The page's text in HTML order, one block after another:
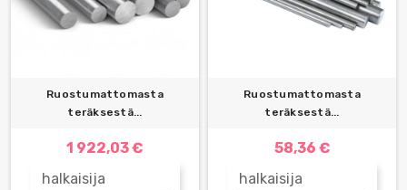
Ruostumattomasta
teräksestä...
1 922,03 €
halkaisija
Ruostumattomasta
teräksestä...
58,36 €
halkaisija